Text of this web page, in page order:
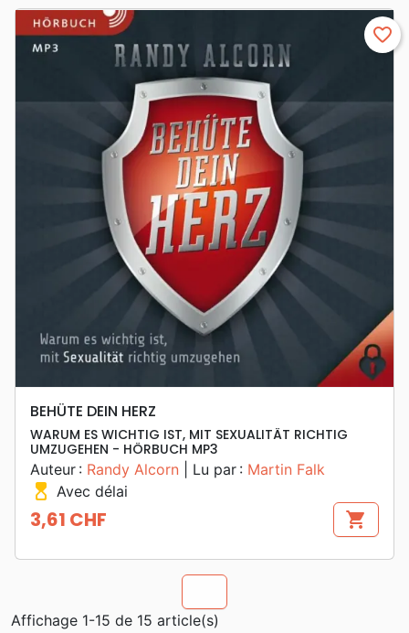
favorite_border
BEHÜTE DEIN HERZ
WARUM ES WICHTIG IST, MIT SEXUALITÄT RICHTIG
UMZUGEHEN - HÖRBUCH MP3
Auteur : Randy Alcorn | Lu par : Martin Falk
hourglass_top Avec délai
Prix
3,61 CHF shopping_cart
Affichage 1-15 de 15 article(s)